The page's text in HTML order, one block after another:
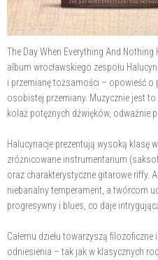
The Day When Everything And
album wrocławskiego zespołu
i przemianę tożsamości – opowieść o
osobistej przemiany. Muzycznie jest
kolaż potężnych dźwięków, odważnie
Halucynacje prezentują wysoką klasę
zróżnicowane instrumentarium
oraz charakterystyczne gitarowe riffy.
niebanalny temperament, a twórcom
progresywny i blues, co daje
Całemu dziełu towarzyszą
odniesienia – tak jak w klasycznych